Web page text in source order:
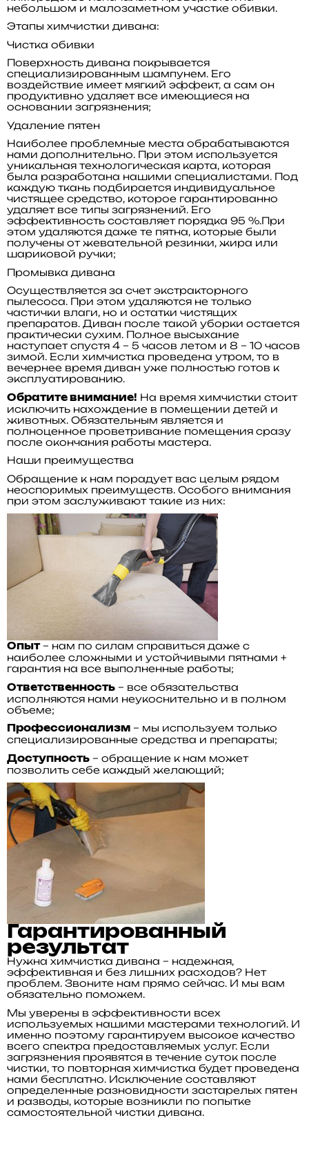
небольшом и малозаметном участке обивки.
Этапы химчистки дивана:
Чистка обивки
Поверхность дивана покрывается
специализированным шампунем. Его
воздействие имеет мягкий эффект, а сам он
продуктивно удаляет все имеющиеся на
основании загрязнения;
Удаление пятен
Наиболее проблемные места обрабатываются
нами дополнительно. При этом используется
уникальная технологическая карта, которая
была разработана нашими специалистами. Под
каждую ткань подбирается индивидуальное
чистящее средство, которое гарантированно
удаляет все типы загрязнений. Его
эффективность составляет порядка 95 %.При
этом удаляются даже те пятна, которые были
получены от жевательной резинки, жира или
шариковой ручки;
Промывка дивана
Осуществляется за счет экстракторного
пылесоса. При этом удаляются не только
частички влаги, но и остатки чистящих
препаратов. Диван после такой уборки остается
практически сухим. Полное высыхание
наступает спустя 4 – 5 часов летом и 8 – 10 часов
зимой. Если химчистка проведена утром, то в
вечернее время диван уже полностью готов к
эксплуатированию.
Обратите внимание! На время химчистки стоит
исключить нахождение в помещении детей и
животных. Обязательным является и
полноценное проветривание помещения сразу
после окончания работы мастера.
Наши преимущества
Обращение к нам порадует вас целым рядом
неоспоримых преимуществ. Особого внимания
при этом заслуживают такие из них:
Опыт– нам по силам справиться даже с
наиболее сложными и устойчивыми пятнами +
гарантия на все выполненные работы;
Ответственность – все обязательства
исполняются нами неукоснительно и в полном
объеме;
Профессионализм – мы используем только
специализированные средства и препараты;
Доступность – обращение к нам может
позволить себе каждый желающий;
Гарантированный
результат
Нужна химчистка дивана – надежная,
эффективная и без лишних расходов? Нет
проблем. Звоните нам прямо сейчас. И мы вам
обязательно поможем.
Мы уверены в эффективности всех
используемых нашими мастерами технологий. И
именно поэтому гарантируем высокое качество
всего спектра предоставляемых услуг. Если
загрязнения проявятся в течение суток после
чистки, то повторная химчистка будет проведена
нами бесплатно. Исключение составляют
определенные разновидности застарелых пятен
и разводы, которые возникли по попытке
самостоятельной чистки дивана.